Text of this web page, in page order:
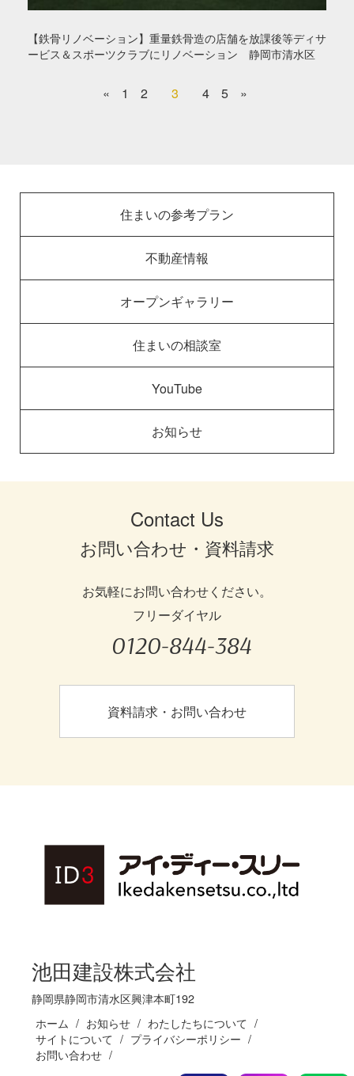
【鉄骨リノベーション】重量鉄骨造の店舗を放課後等ディサ
ービス＆スポーツクラブにリノベーション 静岡市清水区
« 1 2 3 4 5 »
住まいの参考プラン
不動産情報
オープンギャラリー
住まいの相談室
YouTube
お知らせ
Contact Us
お問い合わせ・資料請求
お気軽にお問い合わせください。
フリーダイヤル
0120-844-384
資料請求・お問い合わせ
池田建設株式会社
静岡県静岡市清水区興津本町192
ホーム
お知らせ
わたしたちについて
サイトについて
プライバシーポリシー
お問い合わせ